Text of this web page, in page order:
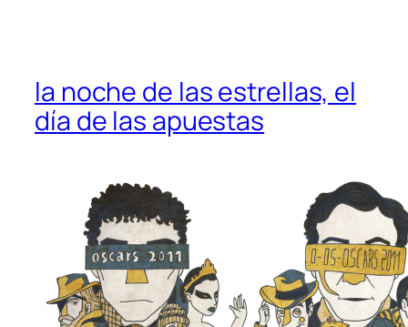
la noche de las estrellas, el
día de las apuestas